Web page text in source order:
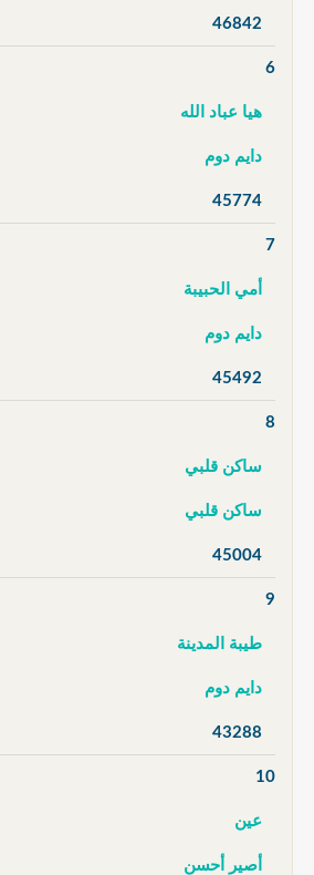
46842
6
هيا عباد الله
دايم دوم
45774
7
أمي الحبيبة
دايم دوم
45492
8
ساكن قلبي
ساكن قلبي
45004
9
طيبة المدينة
دايم دوم
43288
10
عين
أصير أحسن